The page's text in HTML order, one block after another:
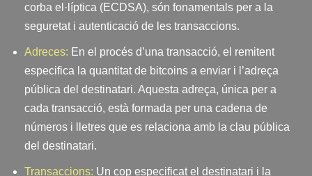
corba el·líptica (ECDSA), són fonamentals per a la
seguretat i autenticació de les transaccions.
Adreces: En el procés d’una transacció, el remitent
especifica la quantitat de bitcoins a enviar i l’adreça
pública del destinatari. Aquesta adreça, única per a
cada transacció, està formada per una cadena de
números i lletres que es relaciona amb la clau pública
del destinatari.
Transaccions: Un cop especificat el destinatari i la